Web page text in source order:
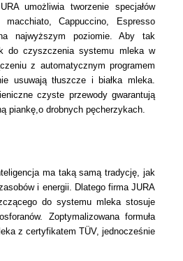
umożliwia tworzenie specjałów
Cappuccino, Espresso
najwyższym poziomie. Aby tak
do czyszczenia systemu mleka w
z automatycznym programem
usuwają tłuszcze i białka mleka.
czyste przewody gwarantują
piankę,o drobnych pęcherzykach.
ma taką samą tradycję, jak
i energii. Dlatego firma JURA
do systemu mleka stosuje
Zoptymalizowana formuła
z certyfikatem TÜV, jednocześnie